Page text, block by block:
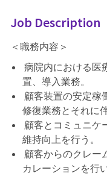
Job Description
＜職務内容＞
病院内における医
置、導入業務。
顧客装置の安定稼
修復業務とそれに
顧客とコミュニケ
維持向上を行う。
顧客からのクレー
カレーションを行